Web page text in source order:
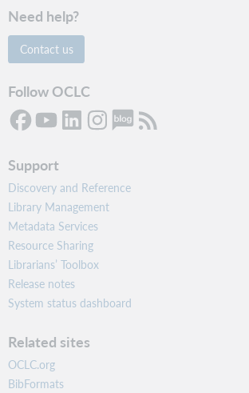
Need help?
Contact us
Follow OCLC
Support
Discovery and Reference
Library Management
Metadata Services
Resource Sharing
Librarians’ Toolbox
Release notes
System status dashboard
Related sites
OCLC.org
BibFormats